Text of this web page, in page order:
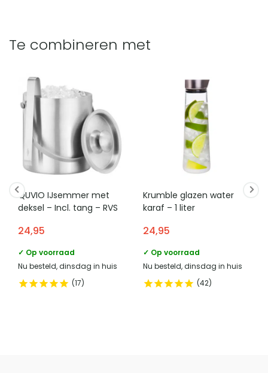
Te combineren met
QUVIO IJsemmer met
deksel – Incl. tang – RVS
24,95
✓ Op voorraad
Nu besteld, dinsdag in huis
17
Krumble glazen water
karaf – 1 liter
24,95
✓ Op voorraad
Nu besteld, dinsdag in huis
42